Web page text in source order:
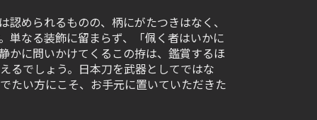
認められるものの、柄にがたつきはなく、
単なる装飾に留まらず、「佩く者はいかに
かに問いかけてくるこの拵は、鑑賞するほ
るでしょう。日本刀を武器としてではな
たい方にこそ、お手元に置いていただきた